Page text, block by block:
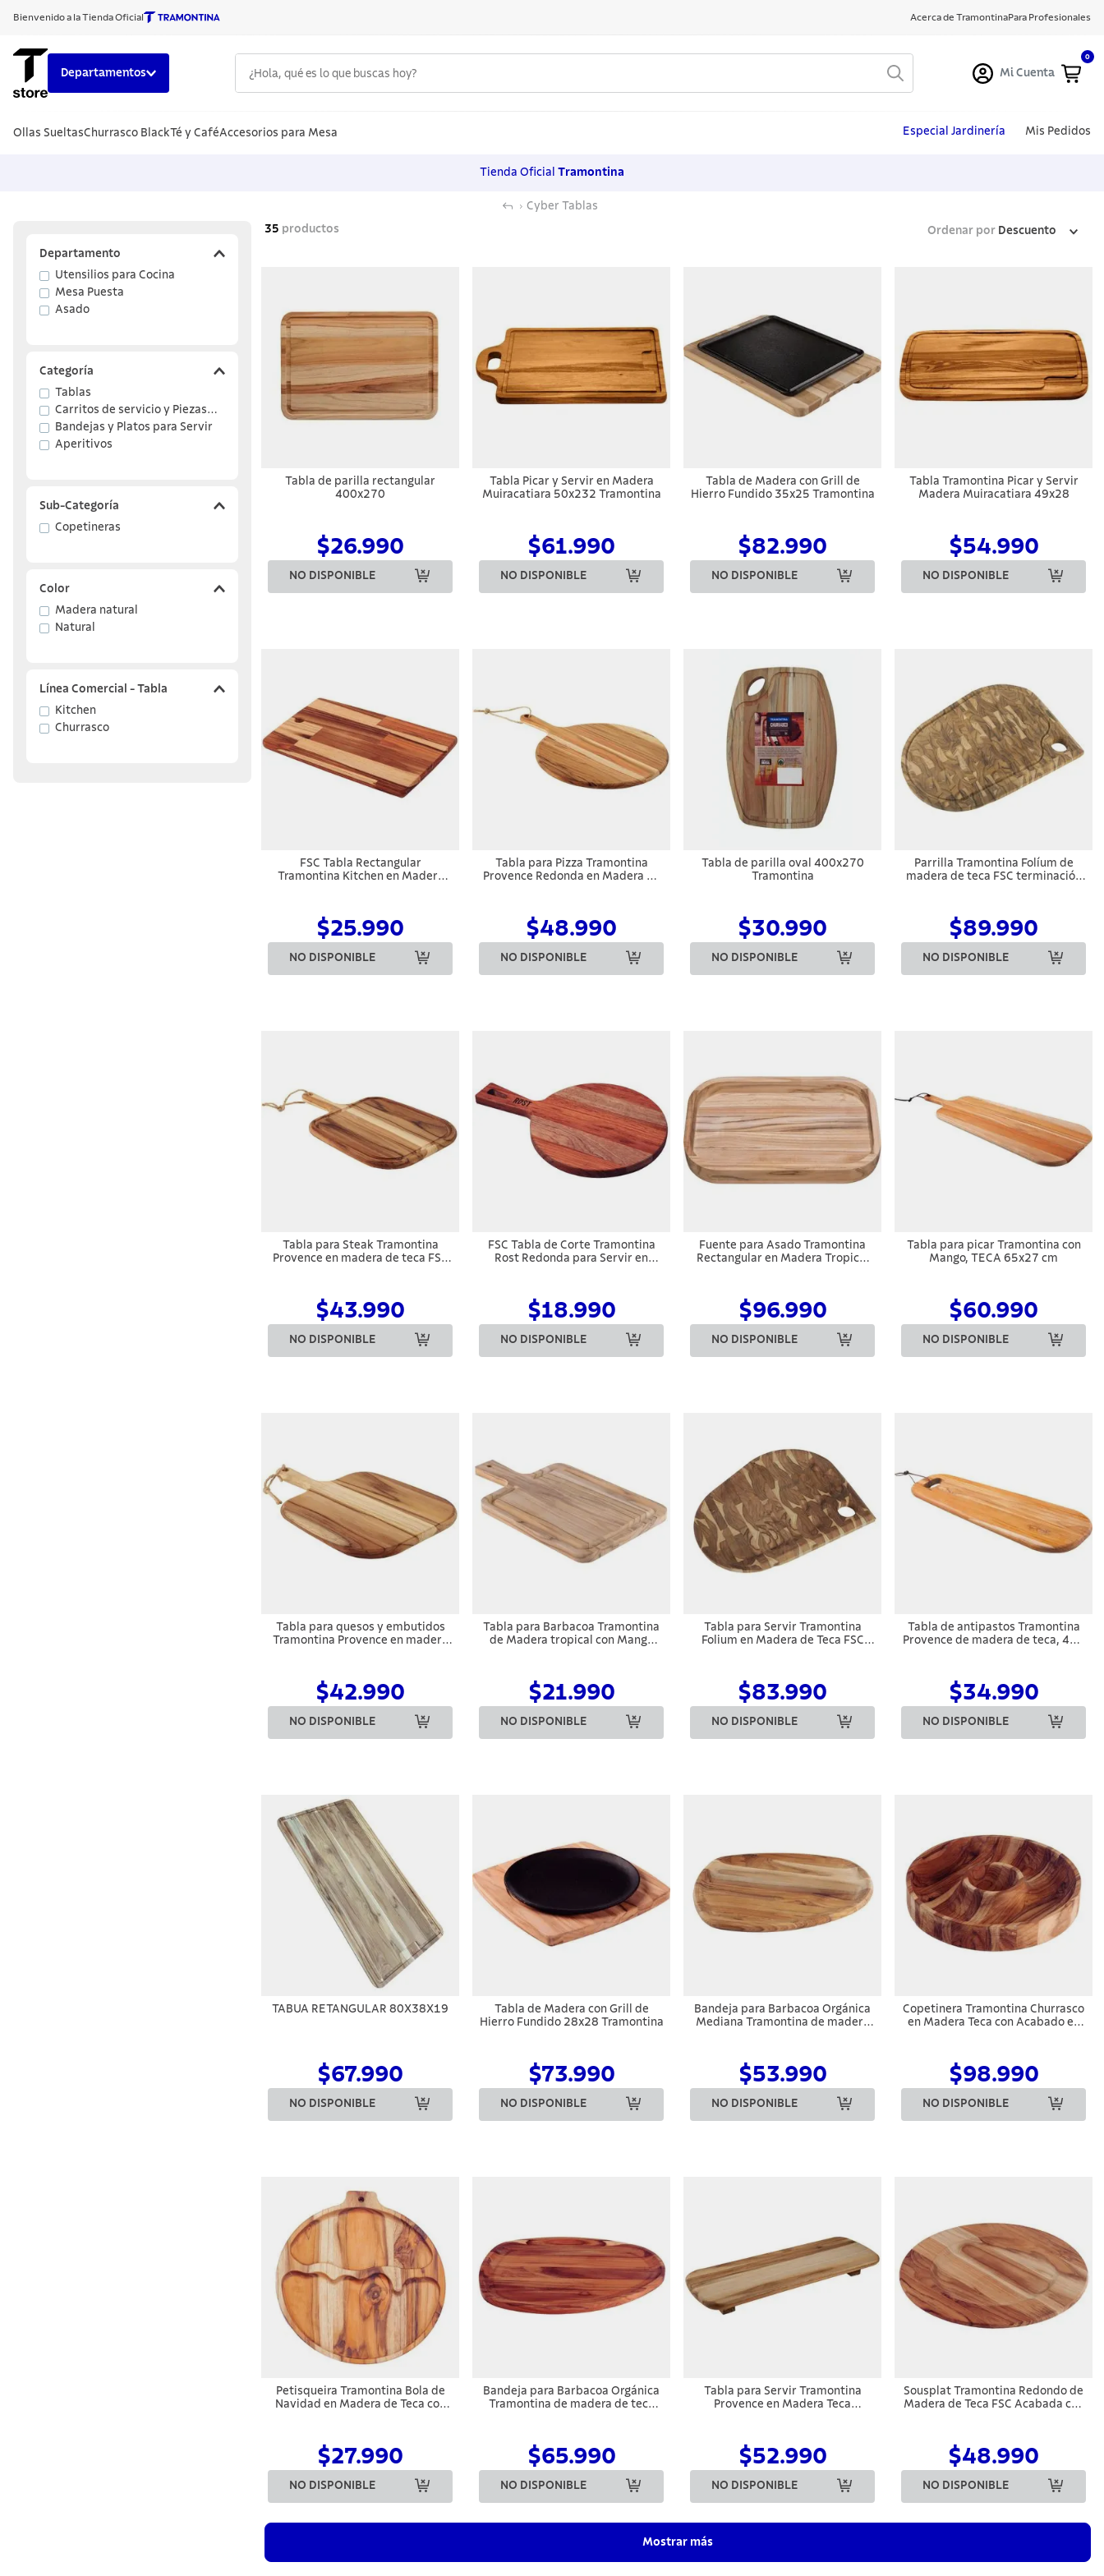
Bienvenido a la Tienda Oficial Acerca de TramontinaPara Profesionales
Departamentos Mi Cuenta
0
Ollas SueltasChurrasco BlackTé y CaféAccesorios para Mesa Especial Jardinería Mis Pedidos
Tienda Oficial Tramontina
Cyber Tablas
Departamento
Utensilios para Cocina
Mesa Puesta
Asado
Categoría
Tablas
Carritos de servicio y Piezas
para Servir
Bandejas y Platos para Servir
Aperitivos
Sub-Categoría
Copetineras
Color
Madera natural
Natural
Línea Comercial - Tabla
Kitchen
Churrasco
35 productos Ordenar por Descuento
Tabla de parilla rectangular
400x270
$26.990
NO DISPONIBLE
Tabla Picar y Servir en Madera
Muiracatiara 50x232 Tramontina
$61.990
NO DISPONIBLE
Tabla de Madera con Grill de
Hierro Fundido 35x25 Tramontina
$82.990
NO DISPONIBLE
Tabla Tramontina Picar y Servir
Madera Muiracatiara 49x28
$54.990
NO DISPONIBLE
FSC Tabla Rectangular
Tramontina Kitchen en Madera
$25.990
NO DISPONIBLE
Tabla para Pizza Tramontina
Provence Redonda en Madera de
$48.990
NO DISPONIBLE
Tabla de parilla oval 400x270
Tramontina
$30.990
NO DISPONIBLE
Parrilla Tramontina Folíum de
madera de teca FSC terminación
$89.990
NO DISPONIBLE
Tabla para Steak Tramontina
Provence en madera de teca FSC
$43.990
NO DISPONIBLE
FSC Tabla de Corte Tramontina
Rost Redonda para Servir en
$18.990
NO DISPONIBLE
Fuente para Asado Tramontina
Rectangular en Madera Tropical
$96.990
NO DISPONIBLE
Tabla para picar Tramontina con
Mango, TECA 65x27 cm
$60.990
NO DISPONIBLE
Tabla para quesos y embutidos
Tramontina Provence en madera
$42.990
NO DISPONIBLE
Tabla para Barbacoa Tramontina
de Madera tropical con Mango
$21.990
NO DISPONIBLE
Tabla para Servir Tramontina
Folium en Madera de Teca FSC
$83.990
NO DISPONIBLE
Tabla de antipastos Tramontina
Provence de madera de teca, 48 x
$34.990
NO DISPONIBLE
TABUA RETANGULAR 80X38X19
$67.990
NO DISPONIBLE
Tabla de Madera con Grill de
Hierro Fundido 28x28 Tramontina
$73.990
NO DISPONIBLE
Bandeja para Barbacoa Orgánica
Mediana Tramontina de madera
$53.990
NO DISPONIBLE
Copetinera Tramontina Churrasco
en Madera Teca con Acabado en
$98.990
NO DISPONIBLE
Petisqueira Tramontina Bola de
Navidad en Madera de Teca con
$27.990
NO DISPONIBLE
Bandeja para Barbacoa Orgánica
Tramontina de madera de teca
$65.990
NO DISPONIBLE
Tabla para Servir Tramontina
Provence en Madera Teca
$52.990
NO DISPONIBLE
Sousplat Tramontina Redondo de
Madera de Teca FSC Acabada con
$48.990
NO DISPONIBLE
Mostrar más
1.
cuchillos
4
7.
442
8.
solar
9.
cuchillo
10. termo